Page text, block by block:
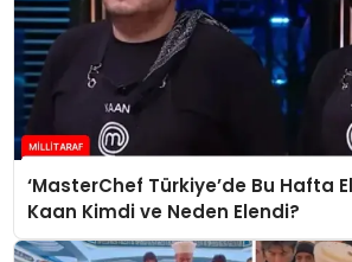
‘MasterChef Türkiye’de Bu Hafta
Kaan Kimdi ve Neden Elendi?